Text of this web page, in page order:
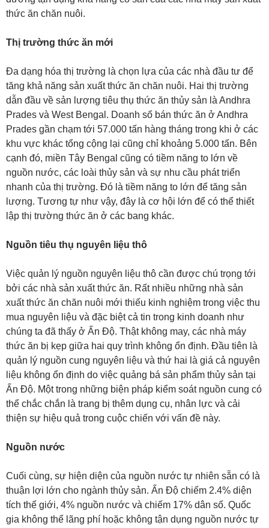
thức ăn chăn nuôi.
Thị trường thức ăn mới
Đa dạng hóa thị trường là chọn lựa của các nhà đầu tư để
tăng khả năng sản xuất thức ăn chăn nuôi. Hai thị trường
dẫn đầu về sản lượng tiêu thụ thức ăn thủy sản là Andhra
Prades và West Bengal. Doanh số bán thức ăn ở Andhra
Prades gần chạm tới 57.000 tấn hàng tháng trong khi ở các
khu vực khác tổng cộng lại cũng chỉ khoảng 5.000 tấn. Bên
cạnh đó, miền Tây Bengal cũng có tiềm năng to lớn về
nguồn nước, các loài thủy sản và sự nhu cầu phát triển
nhanh của thị trường. Đó là tiềm năng to lớn để tăng sản
lượng. Tương tự như vậy, đây là cơ hội lớn để có thể thiết
lập thị trường thức ăn ở các bang khác.
Nguồn tiêu thụ nguyên liệu thô
Việc quản lý nguồn nguyên liệu thô cần được chú trọng tới
bởi các nhà sản xuất thức ăn. Rất nhiều những nhà sản
xuất thức ăn chăn nuôi mới thiếu kinh nghiệm trong việc thu
mua nguyên liệu và đặc biệt cả tin trong kinh doanh như
chúng ta đã thấy ở Ấn Độ. Thật không may, các nhà máy
thức ăn bị kẹp giữa hai quy trình không ổn định. Đầu tiên là
quản lý nguồn cung nguyên liệu và thứ hai là giá cả nguyên
liệu không ổn định do việc quảng bá sản phẩm thủy sản tại
Ấn Độ. Một trong những biện pháp kiểm soát nguồn cung có
thể chắc chắn là trang bị thêm dụng cụ, nhân lực và cải
thiện sự hiệu quả trong cuộc chiến với vấn đề này.
Nguồn nước
Cuối cùng, sự hiện diện của nguồn nước tự nhiên sẵn có là
thuận lợi lớn cho ngành thủy sản. Ấn Độ chiếm 2.4% diện
tích thế giới, 4% nguồn nước và chiếm 17% dân số. Quốc
gia không thể lãng phí hoặc không tận dụng nguồn nước tự